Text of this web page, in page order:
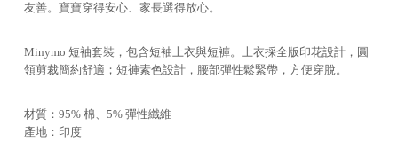
友善。寶寶穿得安心、家長選得放心。
Minymo 短袖套裝，包含短袖上衣與短褲。上衣採全版印花設計，圓
領剪裁簡約舒適；短褲素色設計，腰部彈性鬆緊帶，方便穿脫。
材質：95% 棉、5% 彈性纖維
產地：印度